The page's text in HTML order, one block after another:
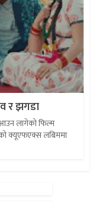
र झगडा
लागेको फिल्म
क्यूएफएक्स लबिममा